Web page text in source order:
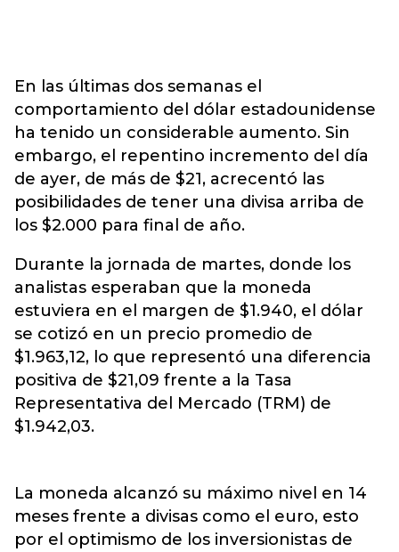
En las últimas dos semanas el
comportamiento del dólar estadounidense
ha tenido un considerable aumento. Sin
embargo, el repentino incremento del día
de ayer, de más de $21, acrecentó las
posibilidades de tener una divisa arriba de
los $2.000 para final de año.
Durante la jornada de martes, donde los
analistas esperaban que la moneda
estuviera en el margen de $1.940, el dólar
se cotizó en un precio promedio de
$1.963,12, lo que representó una diferencia
positiva de $21,09 frente a la Tasa
Representativa del Mercado (TRM) de
$1.942,03.
La moneda alcanzó su máximo nivel en 14
meses frente a divisas como el euro, esto
por el optimismo de los inversionistas de